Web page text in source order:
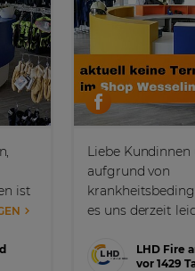
ist
Liebe Kundinnen
aufgrund von
es uns derzeit
LHD Fire
vor 1429